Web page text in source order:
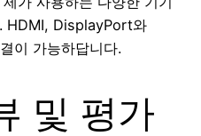
HDMI, DisplayPort와
이 가능하답니다.
및 평가